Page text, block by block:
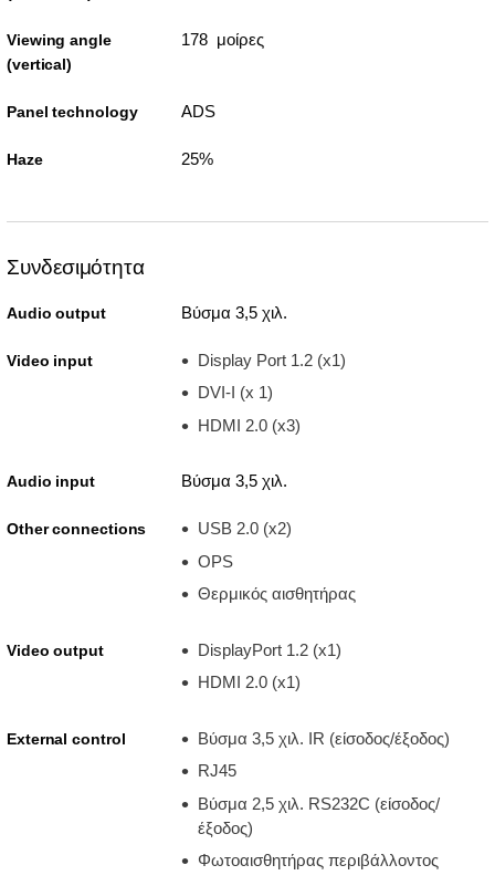
Viewing angle
(vertical)
178 μοίρες
Panel technology ADS
Haze 25%
Συνδεσιμότητα
Audio output Βύσμα 3,5 χιλ.
Video input
Display Port 1.2 (x1)
DVI-I (x 1)
HDMI 2.0 (x3)
Audio input Βύσμα 3,5 χιλ.
Other connections
USB 2.0 (x2)
OPS
Θερμικός αισθητήρας
Video output
DisplayPort 1.2 (x1)
HDMI 2.0 (x1)
External control
Βύσμα 3,5 χιλ. IR (είσοδος/έξοδος)
RJ45
Βύσμα 2,5 χιλ. RS232C (είσοδος/
έξοδος)
Φωτοαισθητήρας περιβάλλοντος